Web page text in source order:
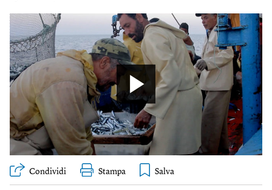
Condividi Stampa